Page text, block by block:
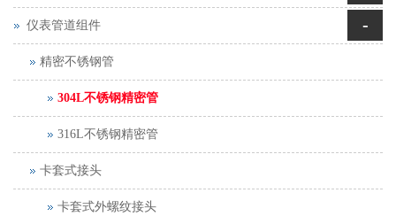
仪表管道组件 -
精密不锈钢管
304L不锈钢精密管
316L不锈钢精密管
卡套式接头
卡套式外螺纹接头